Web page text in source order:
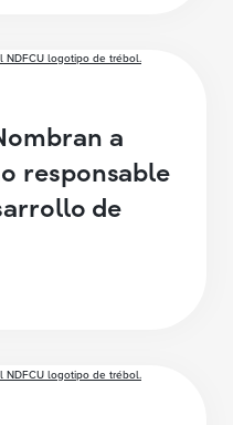
a
responsable
de